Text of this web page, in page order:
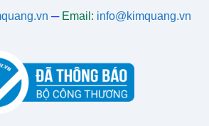
─ Email: info@kimquang.vn